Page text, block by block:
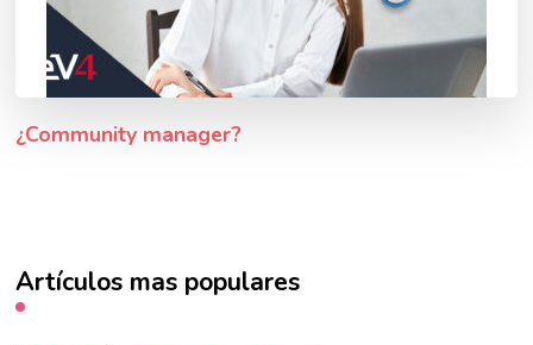
¿Community manager?
Artículos mas populares